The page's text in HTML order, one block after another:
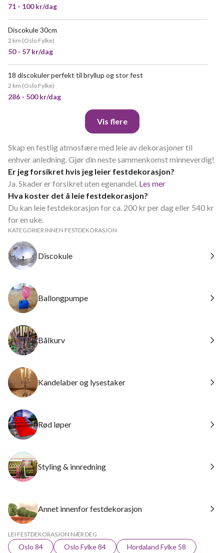
71 - 100 kr/dag
Discokule 30cm
2 km (Oslo Fylke)
50 - 57 kr/dag
18 discokuler perfekt til bryllup og stor fest
2 km (Oslo Fylke)
286 - 500 kr/dag
Vis flere
Skap en festlig atmosfære med leie av dekorasjoner til
enhver anledning. Gjør din neste sammenkomst minneverdig!
Er jeg forsikret hvis jeg leier festdekorasjon?
Ja. Skader er forsikret uten egenandel. Les mer
Hva koster det å leie festdekorasjon?
Du kan leie festdekorasjon for ca. 200 kr per dag eller 540 kr
for en uke.
KATEGORIER INNEN FESTDEKORASJON
Discokule
Ballongpumpe
Bålkurv
Kandelaber og lysestaker
Rød løper
Styling & innredning
Annet innenfor festdekorasjon
LEI FESTDEKORASJON NÆR DEG
Oslo 84 Oslo Fylke 84
Hordaland Fylke 58